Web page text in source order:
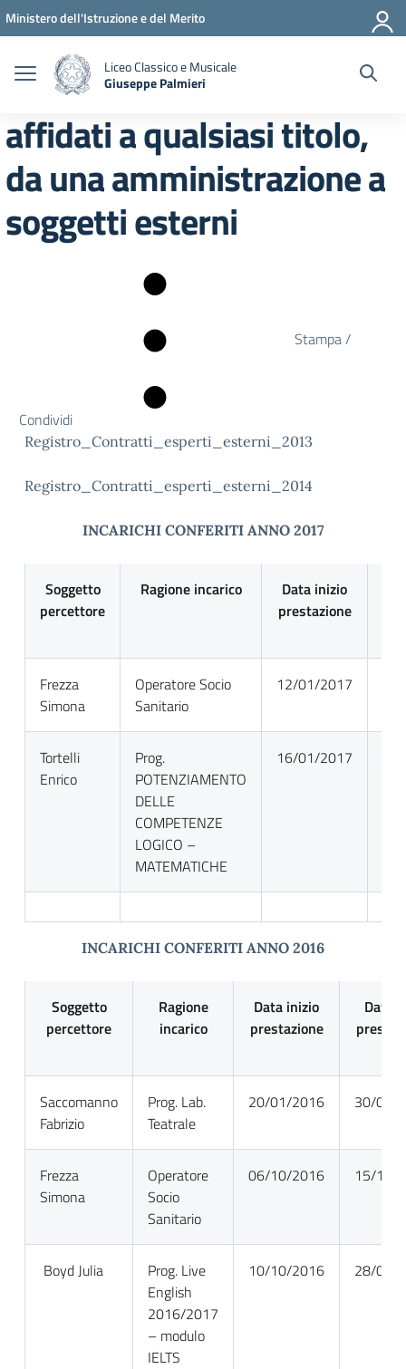
Vai ai contenuti
Vai al menu di navigazione
Vai al footer
Ministero dell'Istruzione e del Merito
Liceo Classico e Musicale
Giuseppe Palmieri
affidati a qualsiasi titolo,
da una amministrazione a
soggetti esterni
Stampa /
Condividi
Registro_Contratti_esperti_esterni_2013
Registro_Contratti_esperti_esterni_2014
INCARICHI CONFERITI ANNO 2017
Soggetto
percettore
Ragione incarico
Data inizio
prestazione
Frezza
Simona
Operatore Socio
Sanitario
12/01/2017
Tortelli
Enrico
Prog.
POTENZIAMENTO
DELLE
COMPETENZE
LOGICO –
MATEMATICHE
16/01/2017
INCARICHI CONFERITI ANNO 2016
Soggetto
percettore
Ragione
incarico
Data inizio
prestazione
Data
Saccomanno
Fabrizio
Prog. Lab.
Teatrale
20/01/2016 30/05/
Frezza
Simona
Operatore
Socio
Sanitario
06/10/2016 15/12/
Boyd Julia
Prog. Live
English
2016/2017
– modulo
IELTS
10/10/2016 28/02/